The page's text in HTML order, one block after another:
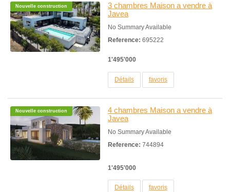
Nouvelle construction
3 chambres Maison a vendre à
Javea
No Summary Available
Reference: 695222
1'495'000
Détails favoris
Nouvelle construction
4 chambres Maison a vendre à
Javea
No Summary Available
Reference: 744894
1'495'000
Détails favoris